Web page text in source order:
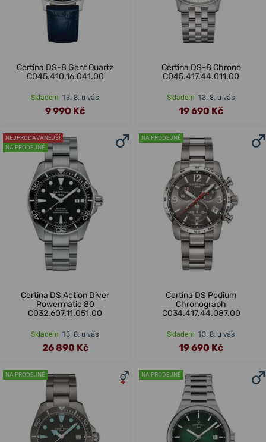
Certina DS-8 Gent Quartz
C045.410.16.041.00
Skladem 13. 8. u vás
9 990 Kč
Certina DS-8 Chrono
C045.417.44.011.00
Skladem 13. 8. u vás
19 690 Kč
NEJPRODÁVANĚJŠÍ
NA PRODEJNĚ
Certina DS Action Diver
Powermatic 80
C032.607.11.051.00
Skladem 13. 8. u vás
26 890 Kč
NA PRODEJNĚ
Certina DS Podium
Chronograph
C034.417.44.087.00
Skladem 13. 8. u vás
19 690 Kč
NA PRODEJNĚ NA PRODEJNĚ